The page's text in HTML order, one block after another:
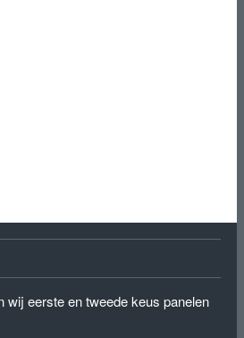
wij eerste en tweede keus panelen